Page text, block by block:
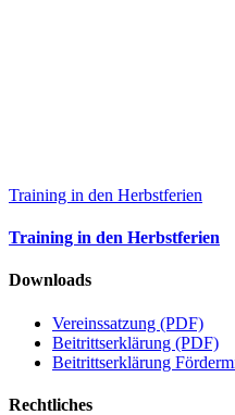
Training in den Herbstferien
Training in den Herbstferien
Downloads
Vereinssatzung (PDF)
Beitrittserklärung (PDF)
Beitrittserklärung
Rechtliches